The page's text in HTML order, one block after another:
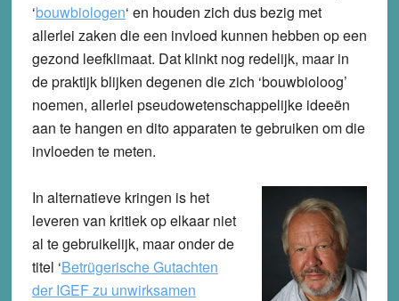
‘bouwbiologen‘ en houden zich dus bezig met
allerlei zaken die een invloed kunnen hebben op een
gezond leefklimaat. Dat klinkt nog redelijk, maar in
de praktijk blijken degenen die zich ‘bouwbioloog’
noemen, allerlei pseudowetenschappelijke ideeën
aan te hangen en dito apparaten te gebruiken om die
invloeden te meten.
In alternatieve kringen is het
leveren van kritiek op elkaar niet
al te gebruikelijk, maar onder de
titel ‘Betrügerische Gutachten
der IGEF zu unwirksamen